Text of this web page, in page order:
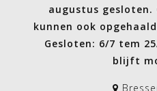
augustus gesloten.
kunnen ook
Gesloten: 6/7 tem
blijft